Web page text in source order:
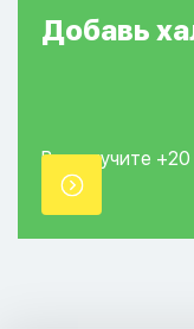
Добавь
Вы получите +20
точки.